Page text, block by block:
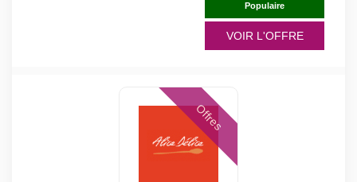
Populaire
VOIR L'OFFRE
Offres